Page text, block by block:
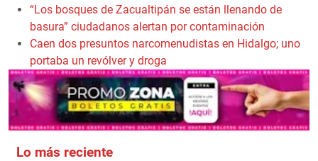
“Los bosques de Zacualtipán se están llenando de
basura” ciudadanos alertan por contaminación
Caen dos presuntos narcomenudistas en Hidalgo; uno
portaba un revólver y droga
Lo más reciente